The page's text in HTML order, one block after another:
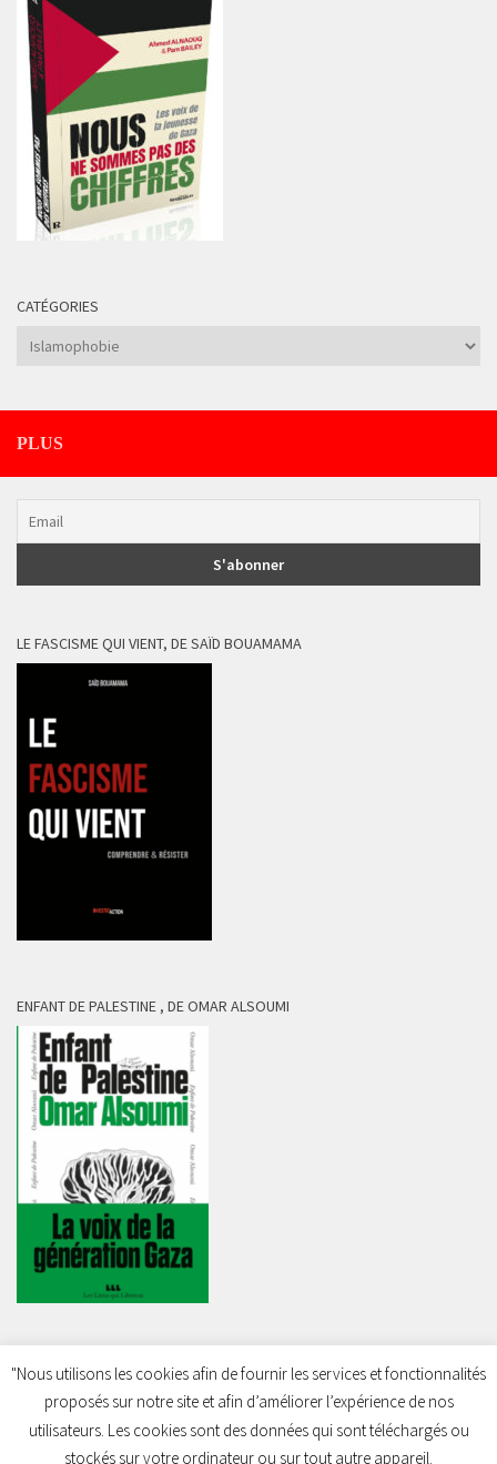
CATÉGORIES
Catégories
PLUS
LE FASCISME QUI VIENT, DE SAÏD BOUAMAMA
ENFANT DE PALESTINE , DE OMAR ALSOUMI
Charleroi Pour la Palestine © 2026. Tous droits réservés.
"Nous utilisons les cookies afin de fournir les services et fonctionnalités
proposés sur notre site et afin d’améliorer l’expérience de nos
utilisateurs. Les cookies sont des données qui sont téléchargés ou
stockés sur votre ordinateur ou sur tout autre appareil.